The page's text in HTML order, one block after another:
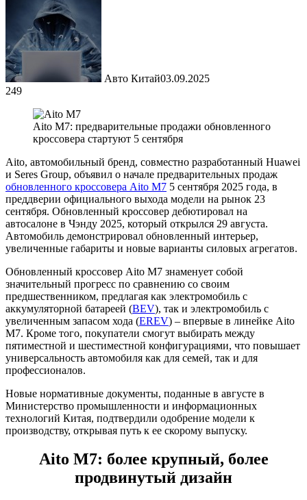
Авто Китай03.09.2025
249
Aito M7: предварительные продажи обновленного
кроссовера стартуют 5 сентября
Aito, автомобильный бренд, совместно разработанный Huawei
и Seres Group, объявил о начале предварительных продаж
обновленного кроссовера Aito M7 5 сентября 2025 года, в
преддверии официального выхода модели на рынок 23
сентября. Обновленный кроссовер дебютировал на
автосалоне в Чэнду 2025, который открылся 29 августа.
Автомобиль демонстрировал обновленный интерьер,
увеличенные габариты и новые варианты силовых агрегатов.
Обновленный кроссовер Aito M7 знаменует собой
значительный прогресс по сравнению со своим
предшественником, предлагая как электромобиль с
аккумуляторной батареей (BEV), так и электромобиль с
увеличенным запасом хода (EREV) – впервые в линейке Aito
M7. Кроме того, покупатели смогут выбирать между
пятиместной и шестиместной конфигурациями, что повышает
универсальность автомобиля как для семей, так и для
профессионалов.
Новые нормативные документы, поданные в августе в
Министерство промышленности и информационных
технологий Китая, подтвердили одобрение модели к
производству, открывая путь к ее скорому выпуску.
Aito M7: более крупный, более
продвинутый дизайн